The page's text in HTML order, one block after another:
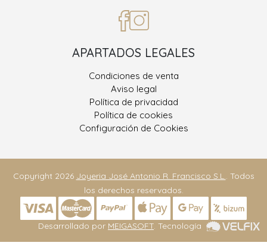
APARTADOS LEGALES
Condiciones de venta
Aviso legal
Política de privacidad
Política de cookies
Configuración de Cookies
Copyright 2026 Joyeria José Antonio R. Francisco S.L.. Todos
los derechos reservados.
Desarrollado por MEIGASOFT . Tecnología